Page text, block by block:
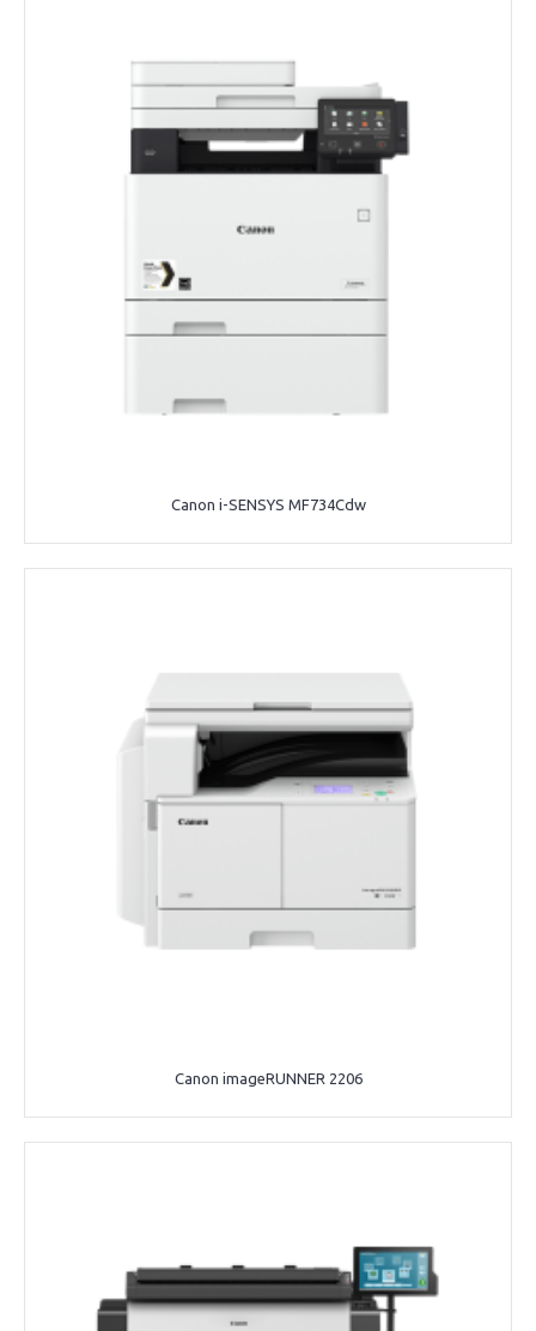
Canon i-SENSYS MF734Cdw
Canon imageRUNNER 2206